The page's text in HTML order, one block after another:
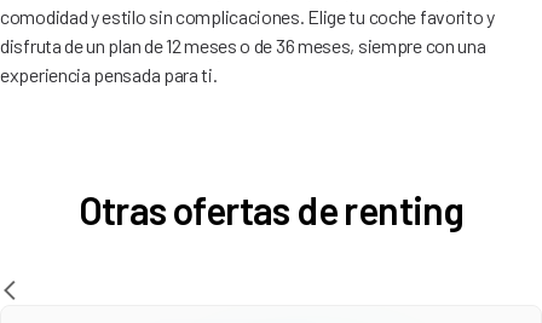
comodidad y estilo sin complicaciones. Elige tu coche favorito y
disfruta de un plan de 12 meses o de 36 meses, siempre con una
experiencia pensada para ti.
Otras ofertas de renting